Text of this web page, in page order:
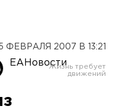
ФЕВРАЛЯ 2007 В 13:21
ЕАНовости